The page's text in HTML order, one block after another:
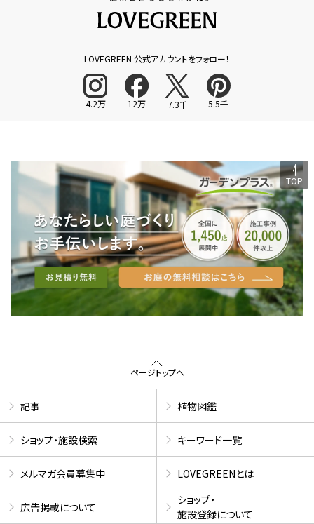
LOVEGREEN 公式アカウントをフォロー！
4.2万 12万 7.3千 5.5千
TOP
ページトップへ
記事 植物図鑑
ショップ・施設検索 キーワード一覧
メルマガ会員募集中 LOVEGREENとは
広告掲載について
ショップ・
施設登録について